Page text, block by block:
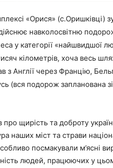
«Орися» (с.Оришківці)
навколосвітню
у категорії «найшвидшої
кілометрів, хоча весь
з Англії через Францію,
(вся подорож запланована
щирість та доброту
наших міст та страви
посмакували м’ясні
людей, працюючих у